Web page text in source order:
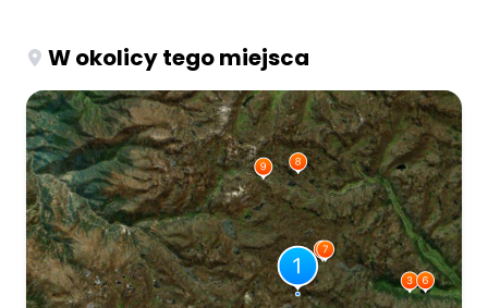
W okolicy tego miejsca